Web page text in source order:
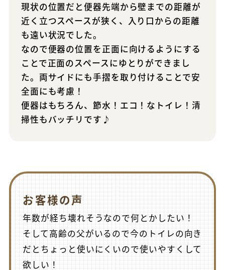
現状の位置だと便器先端から壁までの距離が
近く立つスペースが狭く、入り口からの距離
も遠い状況でした。
なので便器の位置を正面に向けるようにする
ことで正面のスペースにゆとりができまし
た。両サイドにも手摺を取り付けることで安
全面にも考慮！
便器はもちろん、節水！エコ！なトイレ！清
掃性もバッチリです♪
お客様の声
年数が経ち壊れそうなので何とかしたい！
そして高齢の父がいるので今のトイレの向き
だとちょっと使いにくいので使いやすくして
欲しい！